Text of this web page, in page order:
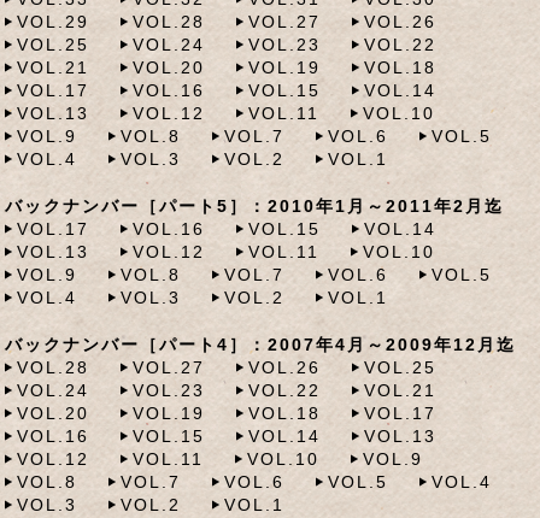
VOL.29
VOL.28 VOL.27
VOL.26
VOL.25
VOL.24 VOL.23
VOL.22
VOL.21
VOL.20 VOL.19
VOL.18
VOL.17
VOL.16 VOL.15
VOL.14
VOL.13
VOL.12 VOL.11
VOL.10
VOL.9
VOL.8 VOL.7 VOL.6
VOL.5
VOL.4
VOL.3 VOL.2 VOL.1
バックナンバー［パート5］：2010年1月～2011年2月迄
VOL.17
VOL.16 VOL.15
VOL.14
VOL.13
VOL.12 VOL.11
VOL.10
VOL.9
VOL.8 VOL.7 VOL.6
VOL.5
VOL.4
VOL.3 VOL.2 VOL.1
バックナンバー［パート4］：2007年4月～2009年12月迄
VOL.28
VOL.27 VOL.26
VOL.25
VOL.24
VOL.23 VOL.22
VOL.21
VOL.20
VOL.19 VOL.18
VOL.17
VOL.16
VOL.15 VOL.14
VOL.13
VOL.12
VOL.11 VOL.10
VOL.9
VOL.8
VOL.7 VOL.6 VOL.5
VOL.4
VOL.3
VOL.2 VOL.1